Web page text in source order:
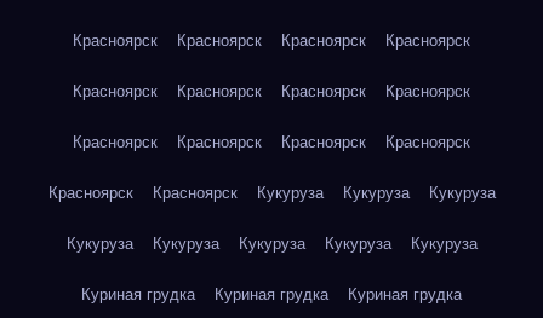
Красноярск Красноярск Красноярск Красноярск
Красноярск Красноярск Красноярск Красноярск
Красноярск Красноярск Красноярск Красноярск
Красноярск Красноярск Кукуруза Кукуруза Кукуруза
Кукуруза Кукуруза Кукуруза Кукуруза Кукуруза
Куриная грудка Куриная грудка Куриная грудка